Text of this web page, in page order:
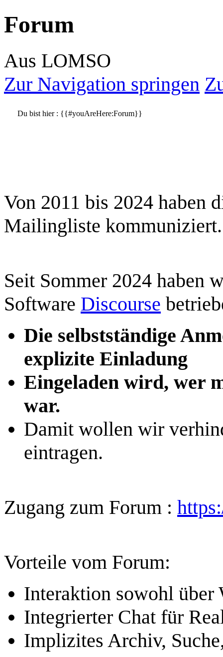
Forum
Aus LOMSO
Zur Navigation springen
Du bist hier : {{#youAreHere:Forum}}
Von 2011 bis 2024 haben
Mailingliste kommuniziert.
Seit Sommer 2024 haben
Software Discourse
Die selbstständige
explizite Einladung
Eingeladen wird, wer
war.
Damit wollen wir
eintragen.
Zugang zum Forum :
Vorteile vom Forum:
Interaktion sowohl über
Integrierter Chat für
Implizites Archiv,